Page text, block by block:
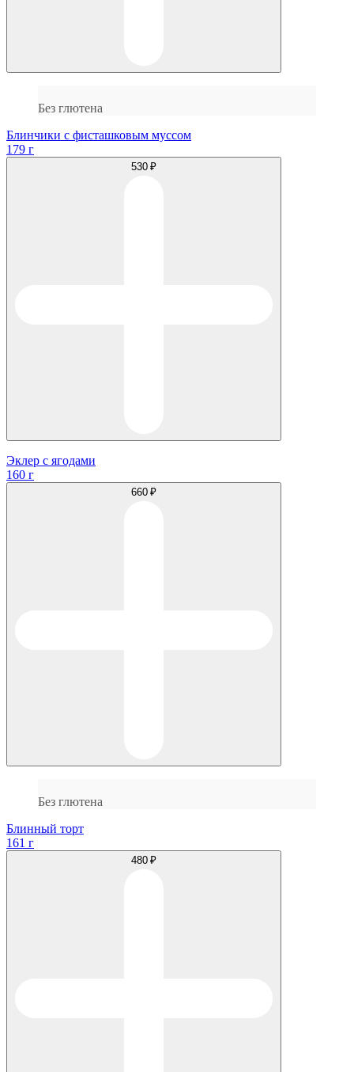
Без глютена
Блинчики с фисташковым муссом
179 г
530 ₽
Эклер с ягодами
160 г
660 ₽
Без глютена
Блинный торт
161 г
480 ₽